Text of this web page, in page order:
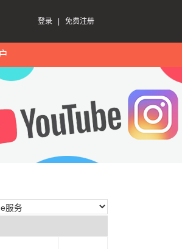
登录 免费注册